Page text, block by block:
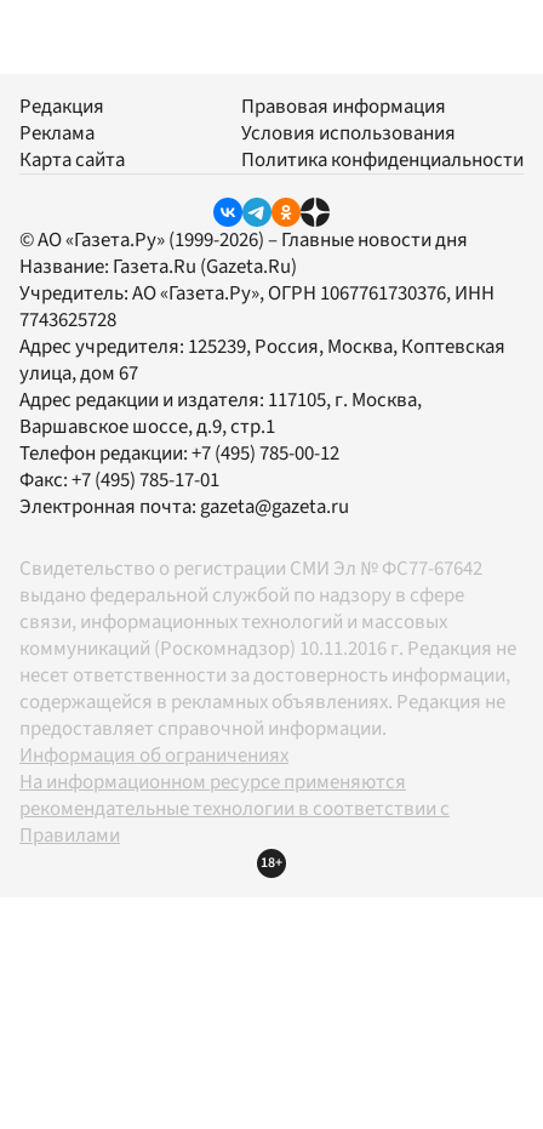
Редакция
Реклама
Карта сайта
Правовая информация
Условия использования
Политика конфиденциальности
© АО «Газета.Ру» (1999-2026) – Главные новости дня
Название: Газета.Ru (Gazeta.Ru)
Учредитель:АО «Газета.Ру», ОГРН 1067761730376, ИНН
7743625728
Адрес учредителя: 125239, Россия, Москва, Коптевская
улица, дом 67
Адрес редакции и издателя: 117105, г. Москва,
Варшавское шоссе, д.9, стр.1
Телефон редакции:+7 (495) 785-00-12
Факс:+7 (495) 785-17-01
Электронная почта:gazeta@gazeta.ru
Свидетельство о регистрации СМИ Эл № ФС77-67642
выдано федеральной службой по надзору в сфере
связи, информационных технологий и массовых
коммуникаций (Роскомнадзор) 10.11.2016 г. Редакция не
несет ответственности за достоверность информации,
содержащейся в рекламных объявлениях. Редакция не
предоставляет справочной информации.
Информация об ограничениях
На информационном ресурсе применяются
рекомендательные технологии в соответствии с
Правилами
18+